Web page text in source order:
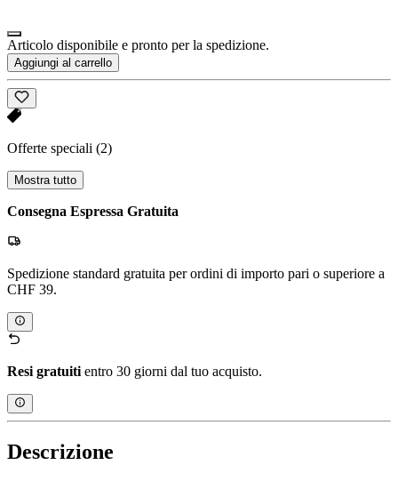
Articolo disponibile e pronto per la spedizione.
Aggiungi al carrello
Offerte speciali (2)
Mostra tutto
Consegna Espressa Gratuita
Spedizione standard gratuita per ordini di importo pari o superiore a
CHF 39.
Resi gratuiti entro 30 giorni dal tuo acquisto.
Descrizione